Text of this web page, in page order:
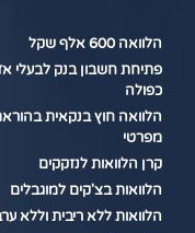
הלוואה 600 אלף שקל
פתיחת חשבון בנק לבעלי
כפולה
הלוואה חוץ בנקאית
מפרטי
קרן הלוואות לנזקקים
הלוואות בצ'קים למוגבלים
הלוואות ללא ריבית וללא